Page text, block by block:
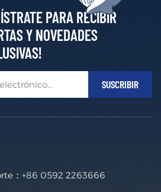
PARA RECIBIR
Y NOVEDADES
： +86 0592 2263666